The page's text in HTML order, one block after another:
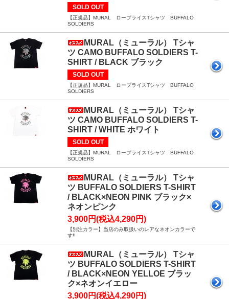
SOLD OUT
【正規品】MURAL ロープライスTシャツ BUFFALO
SOLDIERS
MURAL（ミューラル） Tシャ
ツ CAMO BUFFALO SOLDIERS T-
SHIRT / BLACK ブラック
SOLD OUT
【正規品】MURAL ロープライスTシャツ BUFFALO
SOLDIERS
MURAL（ミューラル） Tシャ
ツ CAMO BUFFALO SOLDIERS T-
SHIRT / WHITE ホワイト
SOLD OUT
【正規品】MURAL ロープライスTシャツ BUFFALO
SOLDIERS
MURAL（ミューラル） Tシャ
ツ BUFFALO SOLDIERS T-SHIRT
/ BLACK×NEON PINK ブラック×
ネオンピンク
3,900円(税込4,290円)
【別注カラー】当店のみ取扱いのレアなネオンカラーで
す!!
MURAL（ミューラル） Tシャ
ツ BUFFALO SOLDIERS T-SHIRT
/ BLACK×NEON YELLOE ブラッ
ク×ネオンイエロー
3,900円(税込4,290円)